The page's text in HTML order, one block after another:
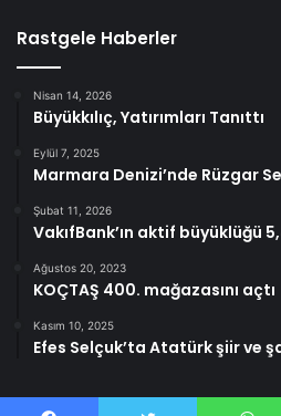
Rastgele Haberler
Nisan 14, 2026
Büyükkılıç, Yatırımları Tanıttı
Eylül 7, 2025
Marmara Denizi’nde Rüzgar
Şubat 11, 2026
VakıfBank’ın aktif büyüklüğü
Ağustos 20, 2023
KOÇTAŞ 400. mağazasını açtı
Kasım 10, 2025
Efes Selçuk’ta Atatürk şiir ve